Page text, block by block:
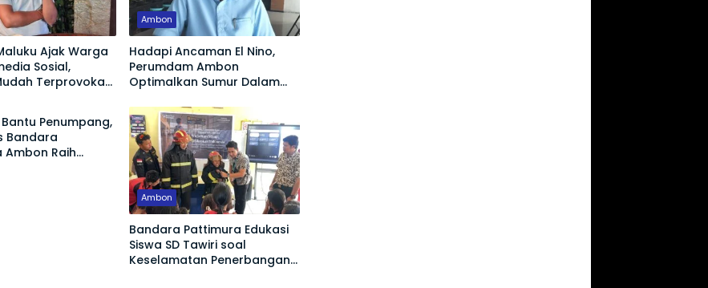
Ajak Warga
Sosial,
Terprovokasi
Ambon
Hadapi Ancaman El Nino,
Perumdam Ambon
Optimalkan Sumur Dalam
Penumpang,
Bandara
Ambon Raih
Ambon
Bandara Pattimura Edukasi
Siswa SD Tawiri soal
Keselamatan Penerbangan